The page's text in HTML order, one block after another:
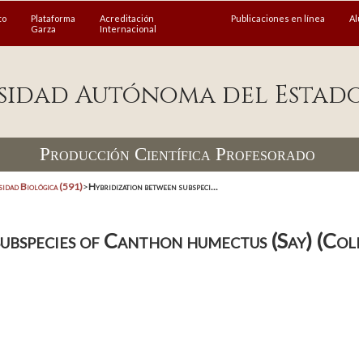
Plataforma
Garza
Acreditación
Internacional
Publicaciones en línea
Autónoma del
Producción Científica Profesorado
Biológica (591)>Hybridization between subspeci...
of Canthon humectus (Say)